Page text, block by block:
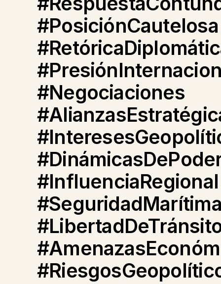
#PosiciónCautelosa
#Negociaciones
#InfluenciaRegional